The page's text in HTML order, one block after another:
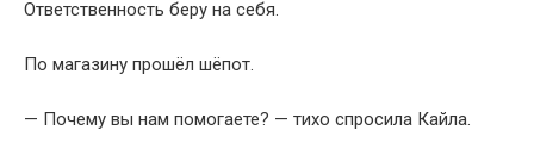
Ответственность беру на себя.
По магазину прошёл шёпот.
— Почему вы нам помогаете? — тихо спросила Кайла.